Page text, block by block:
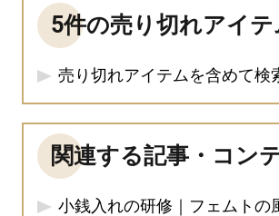
5件の売り切れアイ
売り切れアイテムを含めて検
関連する記事・コン
小銭入れの研修｜フェムトの